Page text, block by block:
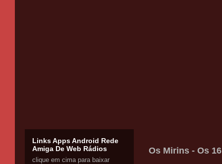
Os Mirins - Os
Links Apps Android Rede
Amiga De Web Rádios
clique em cima para baixar